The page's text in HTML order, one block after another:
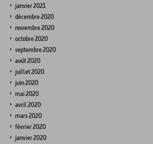
janvier 2021
décembre 2020
novembre 2020
octobre 2020
septembre 2020
août 2020
juillet 2020
juin 2020
mai 2020
avril 2020
mars 2020
février 2020
janvier 2020